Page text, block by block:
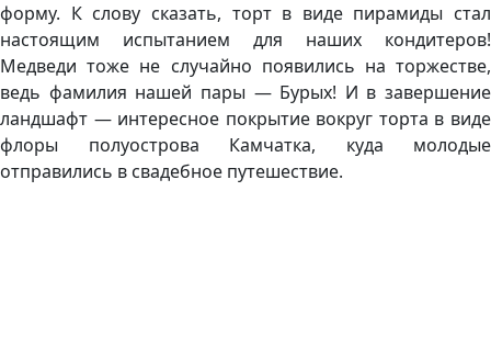
форму. К слову сказать, торт в виде пирамиды стал
настоящим испытанием для наших кондитеров!
Медведи тоже не случайно появились на торжестве,
ведь фамилия нашей пары — Бурых! И в завершение
ландшафт — интересное покрытие вокруг торта в виде
флоры полуострова Камчатка, куда молодые
отправились в свадебное путешествие.